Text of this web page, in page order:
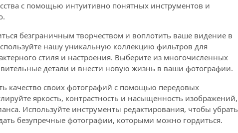
с помощью интуитивно понятных инструментов и
безграничным творчеством и воплотить ваше видение в
нашу уникальную коллекцию фильтров для
стиля и настроения. Выберите из многочисленных
детали и внести новую жизнь в ваши фотографии.
качество своих фотографий с помощью передовых
яркость, контрастность и насыщенность изображений,
Используйте инструменты редактирования, чтобы убрать
безупречные фотографии, которыми можно гордиться.